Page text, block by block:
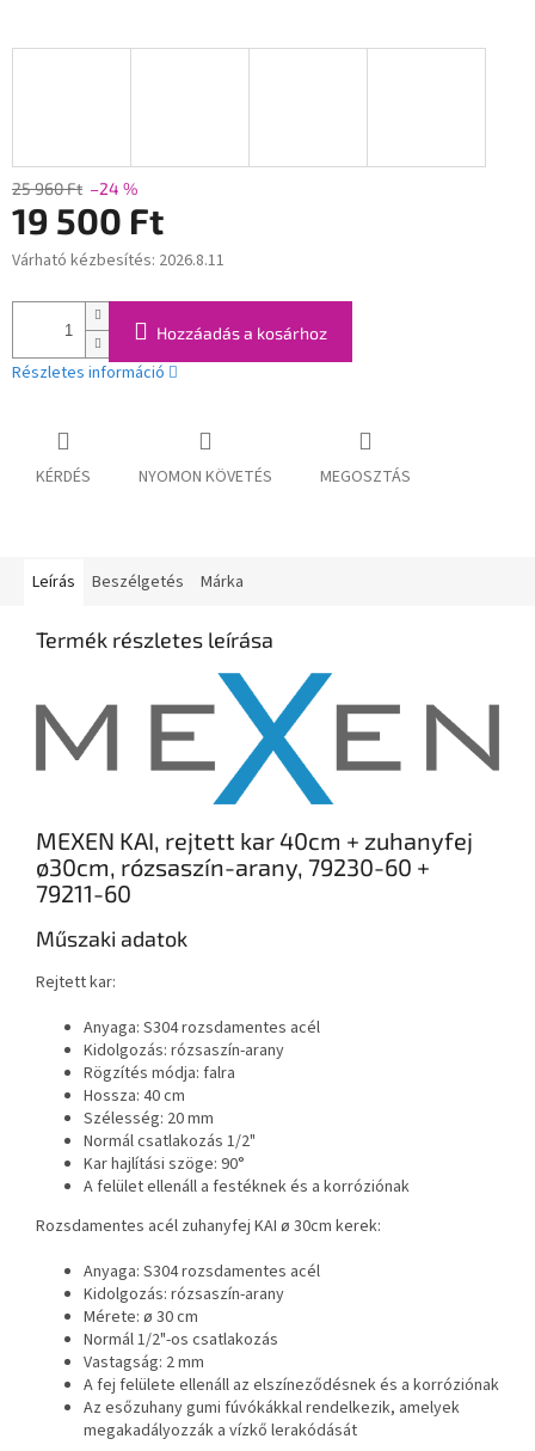
25 960 Ft –24 %
19 500 Ft
Egységár:
Várható kézbesítés: 2026.8.11
Hozzáadás a kosárhoz
Részletes információ
KÉRDÉS NYOMON KÖVETÉS MEGOSZTÁS
Leírás Beszélgetés Márka
Termék részletes leírása
MEXEN KAI, rejtett kar 40cm + zuhanyfej
ø30cm, rózsaszín-arany, 79230-60 +
79211-60
Műszaki adatok
Rejtett kar:
Anyaga: S304 rozsdamentes acél
Kidolgozás: rózsaszín-arany
Rögzítés módja: falra
Hossza: 40 cm
Szélesség: 20 mm
Normál csatlakozás 1/2"
Kar hajlítási szöge: 90°
A felület ellenáll a festéknek és a korróziónak
Rozsdamentes acél zuhanyfej KAI ø 30cm kerek:
Anyaga: S304 rozsdamentes acél
Kidolgozás: rózsaszín-arany
Mérete: ø 30 cm
Normál 1/2"-os csatlakozás
Vastagság: 2 mm
A fej felülete ellenáll az elszíneződésnek és a korróziónak
Az esőzuhany gumi fúvókákkal rendelkezik, amelyek
megakadályozzák a vízkő lerakódását